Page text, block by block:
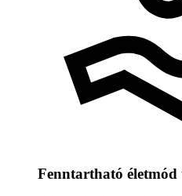
Fenntartható életmód